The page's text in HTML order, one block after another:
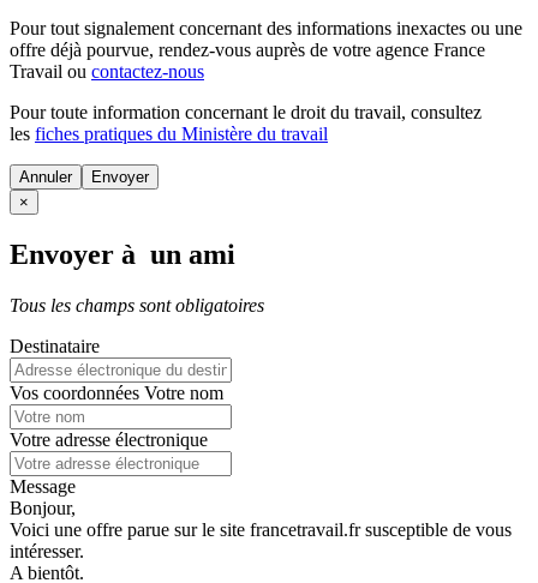
Pour tout signalement concernant des informations inexactes ou une
offre déjà pourvue, rendez-vous auprès de votre agence France
Travail ou contactez-nous
Pour toute information concernant le droit du travail, consultez
les fiches pratiques du Ministère du travail
Annuler
×
Envoyer à un ami
Tous les champs sont obligatoires
Destinataire
Vos coordonnées Votre nom
Votre adresse électronique
Message
Bonjour,
Voici une offre parue sur le site francetravail.fr susceptible de vous
intéresser.
A bientôt.